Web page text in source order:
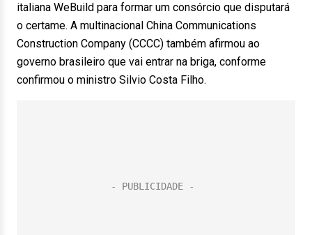
italiana WeBuild para formar um consórcio que disputará
o certame. A multinacional China Communications
Construction Company (CCCC) também afirmou ao
governo brasileiro que vai entrar na briga, conforme
confirmou o ministro Silvio Costa Filho.